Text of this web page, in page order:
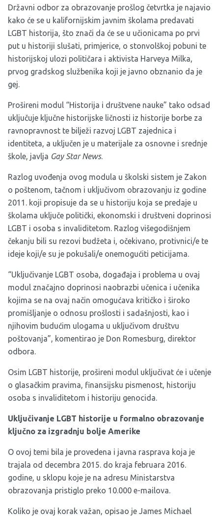
Državni odbor za obrazovanje prošlog četvrtka je najavio
kako će se u kalifornijskim javnim školama predavati
LGBT historija, što znači da će se u učionicama po prvi
put u historiji slušati, primjerice, o stonvolškoj pobuni te
historijskoj ulozi političara i aktivista Harveya Milka,
prvog gradskog službenika koji je javno obznanio da je
gej.
Prošireni modul “Historija i društvene nauke” tako odsad
uključuje ključne historijske ličnosti iz historije borbe za
ravnopravnost te bilježi razvoj LGBT zajednica i
identiteta, a uključen je u materijale za osnovne i srednje
škole, javlja Gay Star News.
Razlog uvođenja ovog modula u školski sistem je Zakon
o poštenom, tačnom i uključivom obrazovanju iz godine
2011. koji propisuje da se u historiju koja se predaje u
školama uključe politički, ekonomski i društveni doprinosi
LGBT i osoba s invaliditetom. Razlog višegodišnjem
čekanju bili su rezovi budžeta i, očekivano, protivnici/e te
ideje koji/e su je pokušali/e onemogućiti peticijama.
“Uključivanje LGBT osoba, događaja i problema u ovaj
modul značajno doprinosi naobrazbi učenica i učenika
kojima se na ovaj način omogućava kritičko i široko
promišljanje o odnosu prošlosti i sadašnjosti, kao i
njihovim budućim ulogama u uključivom društvu
poštovanja”, komentirao je Don Romesburg, direktor
odbora.
Osim LGBT historije, prošireni modul uključivat će i učenje
o glasačkim pravima, finansijsku pismenost, historiju
osoba s invaliditetom i historiju genocida.
Uključivanje LGBT historije u formalno obrazovanje
ključno za izgradnju bolje Amerike
O ovoj temi bila je provedena i javna rasprava koja je
trajala od decembra 2015. do kraja februara 2016.
godine, u sklopu koje je na adresu Ministarstva
obrazovanja pristiglo preko 10.000 e-mailova.
Koliko je ovaj korak važan, opisao je James Michael